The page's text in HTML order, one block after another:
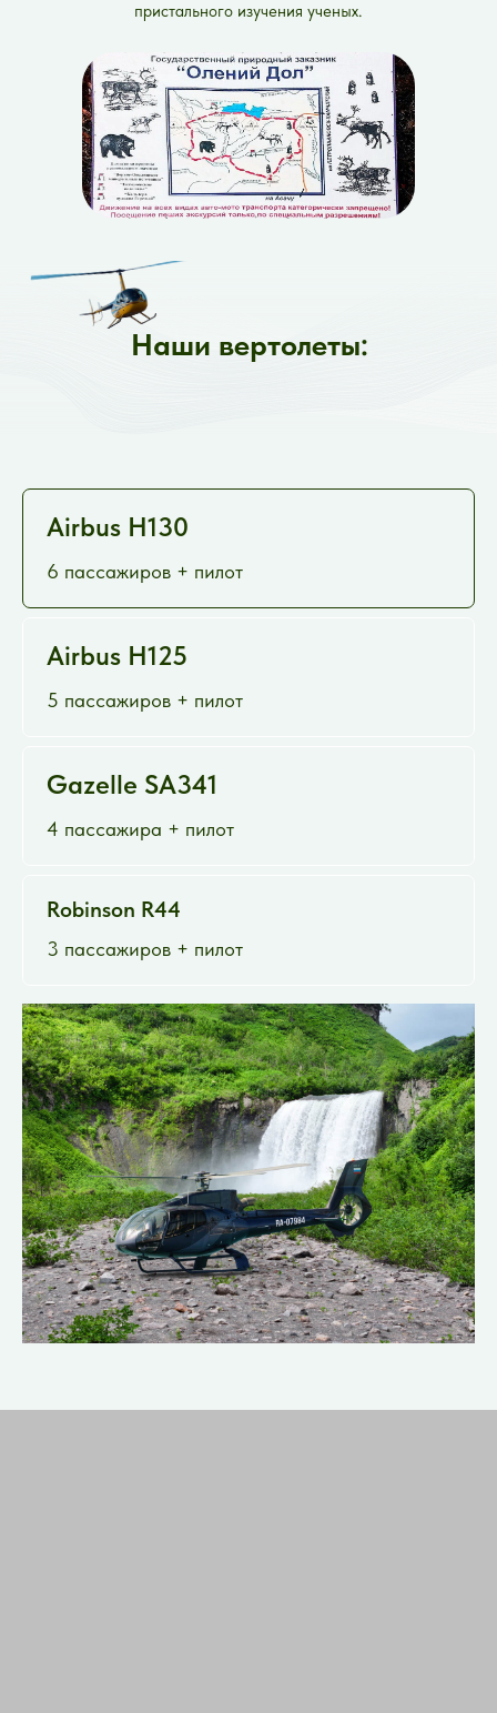
пристального изучения ученых.
Наши вертолеты:
Airbus H130
6 пассажиров + пилот
Airbus H125
5 пассажиров + пилот
Gazelle SA341
4 пассажира + пилот
Robinson R44
3 пассажиров + пилот